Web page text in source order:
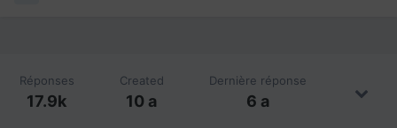
Réponses
17.9k
Created
10 a
Dernière réponse
6 a